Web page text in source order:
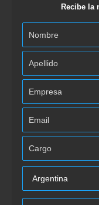
Recibe la